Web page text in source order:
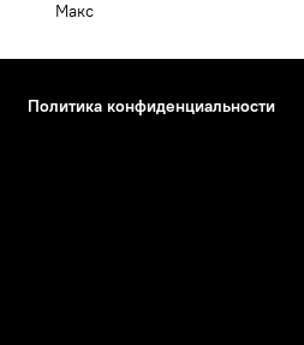
Макс
Политика конфиденциальности